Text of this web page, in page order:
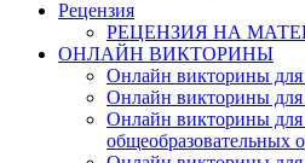
Рецензия
РЕЦЕНЗИЯ НА
ОНЛАЙН ВИКТОРИНЫ
Онлайн викторины
Онлайн викторины
Онлайн викторины
общеобразовательных